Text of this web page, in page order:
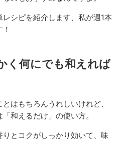
シピを紹介します、私が週1本
く何にでも和えれば
はもちろんうれしいけれど、
和えるだけ」の使い方。
とコクがしっかり効いて、味